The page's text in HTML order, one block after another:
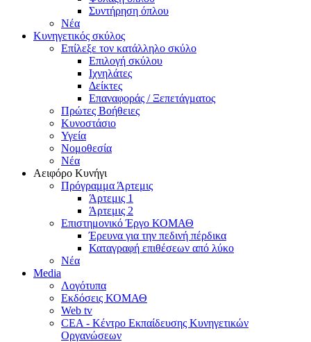
Συντήρηση όπλου
Νέα
Κυνηγετικός σκύλος
Επίλεξε τον κατάλληλο σκύλο
Επιλογή σκύλου
Ιχνηλάτες
Δείκτες
Επαναφοράς / Ξεπετάγματος
Πρώτες Βοήθειες
Κυνοστάσιο
Υγεία
Νομοθεσία
Νέα
Αειφόρο Κυνήγι
Πρόγραμμα Άρτεμις
Άρτεμις 1
Άρτεμις 2
Επιστημονικό Έργο ΚΟΜΑΘ
Έρευνα για την πεδινή πέρδικα
Καταγραφή επιθέσεων από λύκο
Νέα
Media
Λογότυπα
Εκδόσεις ΚΟΜΑΘ
Web tv
CEA - Κέντρο Εκπαίδευσης Κυνηγετικών
Οργανώσεων